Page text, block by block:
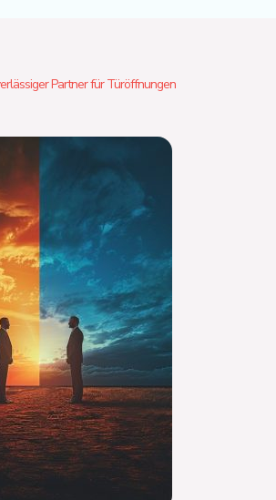
Partner für Türöffnungen